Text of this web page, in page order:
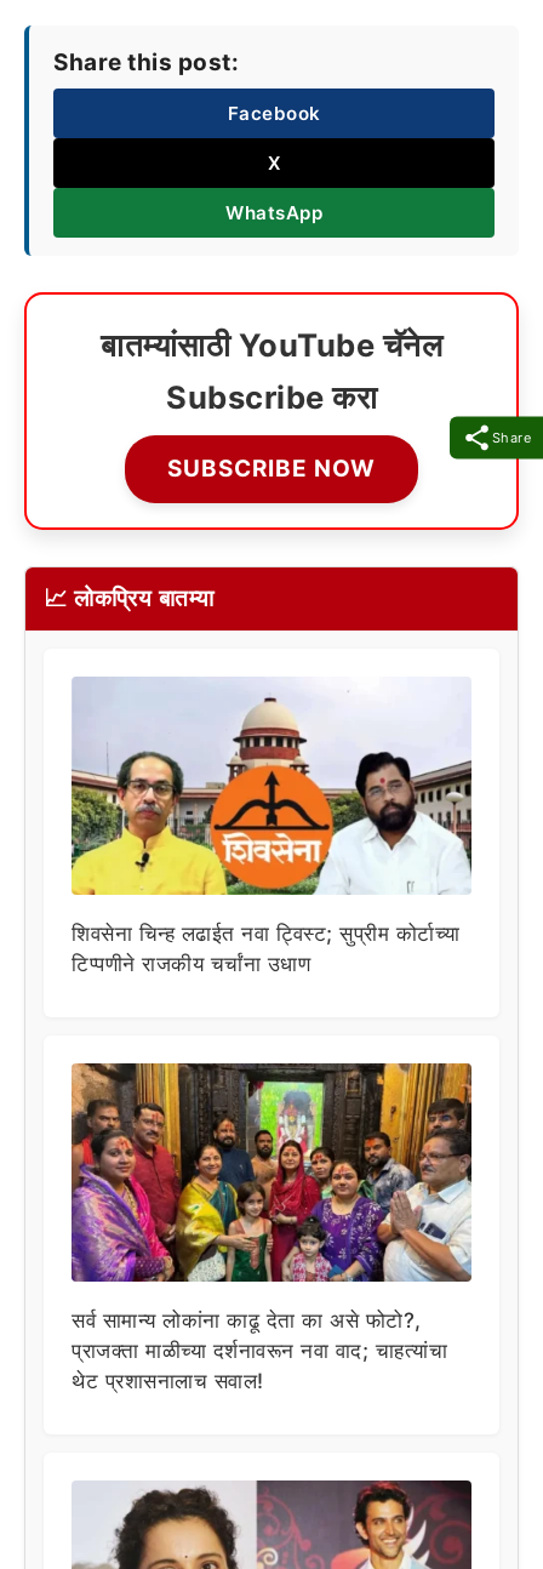
Share
Share this post:
Facebook
X
WhatsApp
बातम्यांसाठी YouTube चॅनेल
Subscribe करा
SUBSCRIBE NOW
📈 लोकप्रिय बातम्या
शिवसेना चिन्ह लढाईत नवा ट्विस्ट; सुप्रीम कोर्टाच्या
टिप्पणीने राजकीय चर्चांना उधाण
सर्व सामान्य लोकांना काढू देता का असे फोटो?,
प्राजक्ता माळीच्या दर्शनावरून नवा वाद; चाहत्यांचा
थेट प्रशासनालाच सवाल!